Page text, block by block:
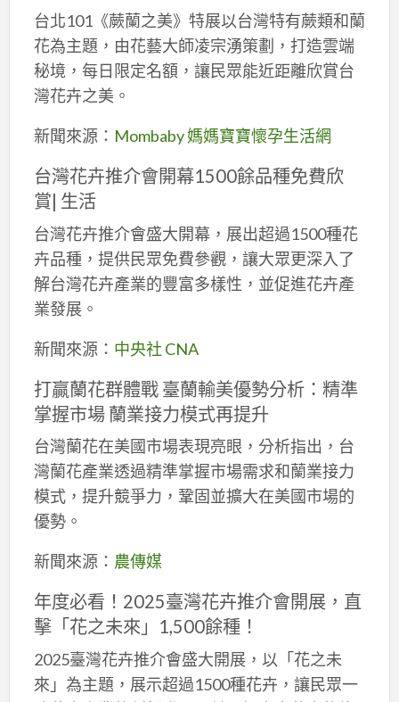
台北101《蕨蘭之美》特展以台灣特有蕨類和蘭
花為主題，由花藝大師凌宗湧策劃，打造雲端
秘境，每日限定名額，讓民眾能近距離欣賞台
灣花卉之美。
新聞來源： Mombaby 媽媽寶寶懷孕生活網
台灣花卉推介會開幕1500餘品種免費欣
賞| 生活
台灣花卉推介會盛大開幕，展出超過1500種花
卉品種，提供民眾免費參觀，讓大眾更深入了
解台灣花卉產業的豐富多樣性，並促進花卉產
業發展。
新聞來源： 中央社 CNA
打贏蘭花群體戰 臺蘭輸美優勢分析：精準
掌握市場 蘭業接力模式再提升
台灣蘭花在美國市場表現亮眼，分析指出，台
灣蘭花產業透過精準掌握市場需求和蘭業接力
模式，提升競爭力，鞏固並擴大在美國市場的
優勢。
新聞來源： 農傳媒
年度必看！2025臺灣花卉推介會開展，直
擊「花之未來」1,500餘種！
2025臺灣花卉推介會盛大開展，以「花之未
來」為主題，展示超過1500種花卉，讓民眾一